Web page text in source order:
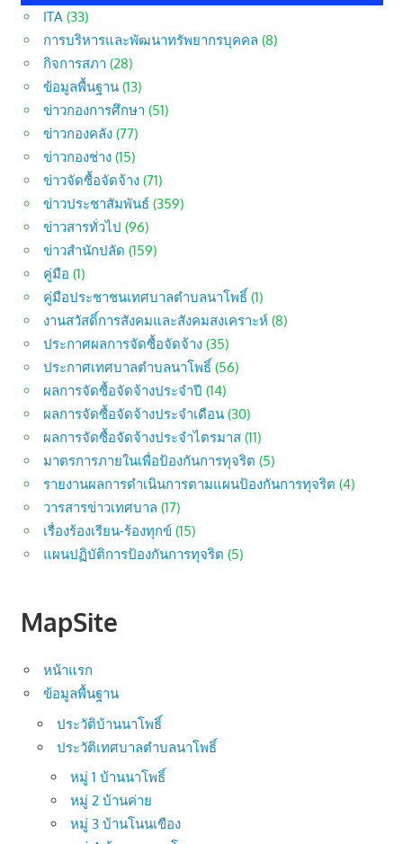
ITA (33)
การบริหารและพัฒนาทรัพยากรบุคคล (8)
กิจการสภา (28)
ข้อมูลพื้นฐาน (13)
ข่าวกองการศึกษา (51)
ข่าวกองคลัง (77)
ข่าวกองช่าง (15)
ข่าวจัดซื้อจัดจ้าง (71)
ข่าวประชาสัมพันธ์ (359)
ข่าวสารทั่วไป (96)
ข่าวสำนักปลัด (159)
คู่มือ (1)
คู่มือประชาชนเทศบาลตำบลนาโพธิ์ (1)
งานสวัสดิ์การสังคมและสังคมสงเคราะห์ (8)
ประกาศผลการจัดซื้อจัดจ้าง (35)
ประกาศเทศบาลตำบลนาโพธิ์ (56)
ผลการจัดซื้อจัดจ้างประจำปี (14)
ผลการจัดซื้อจัดจ้างประจำเดือน (30)
ผลการจัดซื้อจัดจ้างประจำไตรมาส (11)
มาตรการภายในเพื่อป้องกันการทุจริต (5)
รายงานผลการดำเนินการตามแผนป้องกันการทุจริต (4)
วารสารข่าวเทศบาล (17)
เรื่องร้องเรียน-ร้องทุกข์ (15)
แผนปฏิบัติการป้องกันการทุจริต (5)
MapSite
หน้าแรก
ข้อมูลพื้นฐาน
ประวัติบ้านนาโพธิ์
ประวัติเทศบาลตำบลนาโพธิ์
หมู่ 1 บ้านนาโพธิ์
หมู่ 2 บ้านค่าย
หมู่ 3 บ้านโนนเขือง